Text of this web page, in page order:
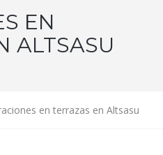
EN
ALTSASU
en terrazas en Altsasu